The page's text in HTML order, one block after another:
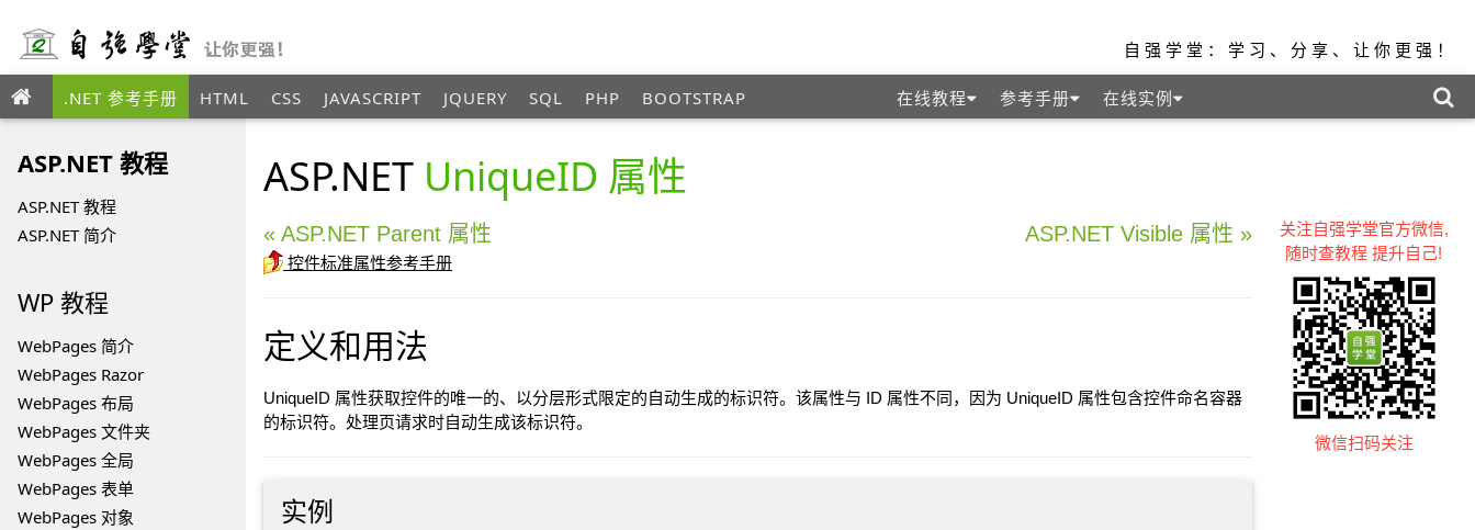
自强学堂：学习、分享、让你更强！
.NET 参考手册 HTML CSS JAVASCRIPT JQUERY SQL PHP BOOTSTRAP 在线教程 参考手册 在线实例
ASP.NET 教程
ASP.NET 教程
ASP.NET 简介
WP 教程
WebPages 简介
WebPages Razor
WebPages 布局
WebPages 文件夹
WebPages 全局
WebPages 表单
WebPages 对象
ASP.NET UniqueID 属性
« ASP.NET Parent 属性 ASP.NET Visible 属性 »
控件标准属性参考手册
定义和用法
UniqueID 属性获取控件的唯一的、以分层形式限定的自动生成的标识符。该属性与 ID 属性不同，因为 UniqueID 属性包含控件命名容器
的标识符。处理页请求时自动生成该标识符。
实例
关注自强学堂官方微信,
随时查教程 提升自己!
微信扫码关注